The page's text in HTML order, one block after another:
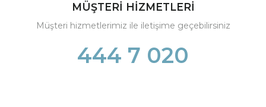
MÜŞTERİ HİZMETLERİ
Müşteri hizmetlerimiz ile iletişime geçebilirsiniz
444 7 020